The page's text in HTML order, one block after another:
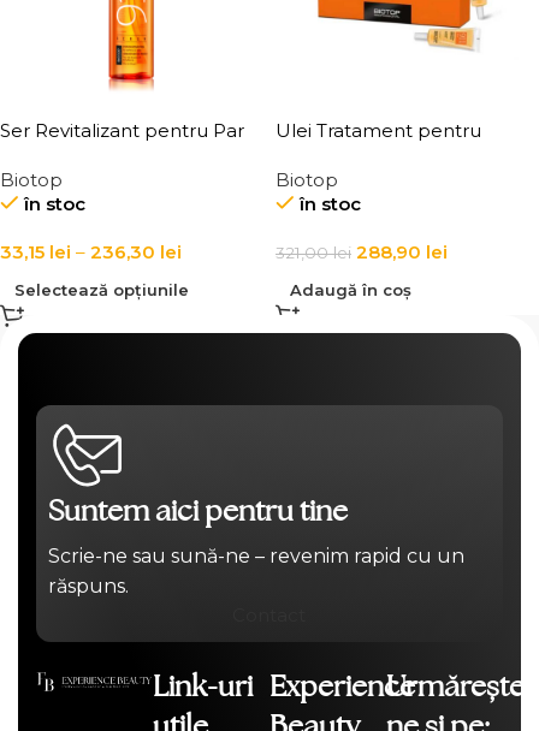
Ser Revitalizant pentru Par
Revitalizing Serum
Biotop
în stoc
33,15 lei – 236,30 lei
Selectează opțiunile
Ulei Tratament pentru
Quinoa Hair Repair Oil 6 x 11
ml
Biotop
în stoc
321,00lei 288,90 lei
Adaugă în coș
Suntem aici pentru tine
Scrie-ne sau sună-ne – revenim rapid cu un
răspuns.
Link-uri ExperienceUrmărește-